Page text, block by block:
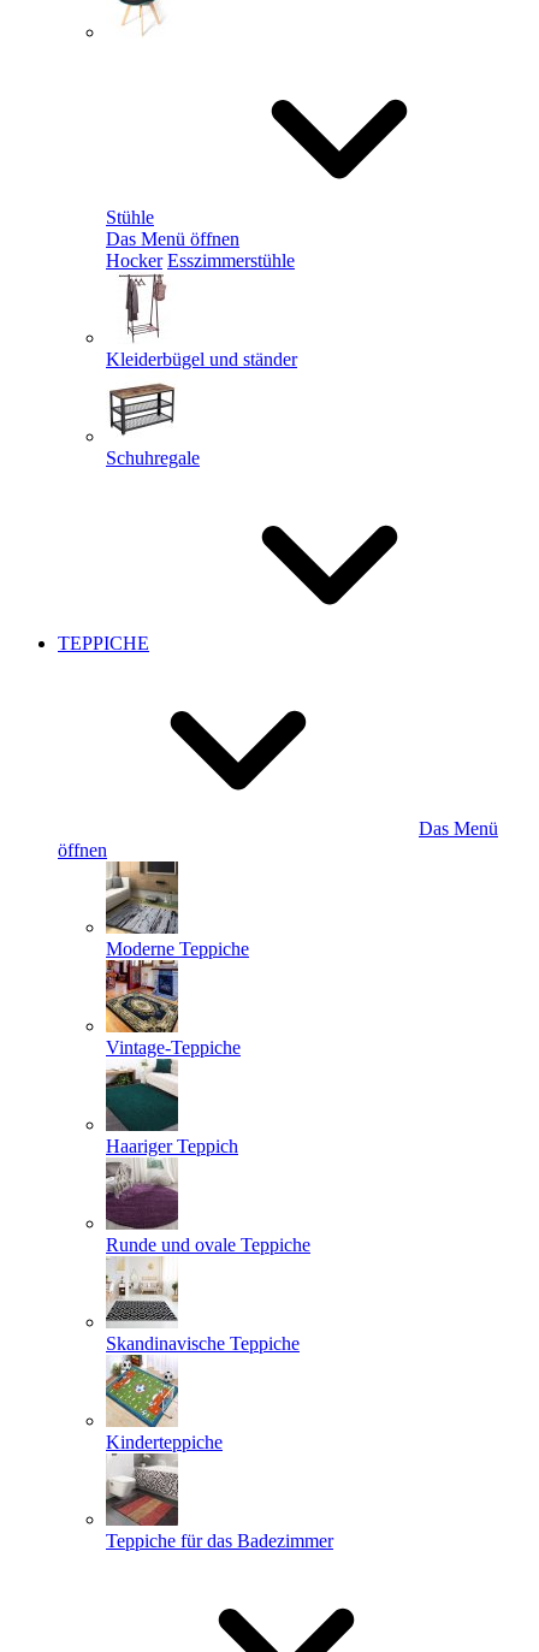
Stühle
Das Menü öffnen
Hocker Esszimmerstühle
Kleiderbügel und ständer
Schuhregale
TEPPICHE
Das Menü
öffnen
Moderne Teppiche
Vintage-Teppiche
Haariger Teppich
Runde und ovale Teppiche
Skandinavische Teppiche
Kinderteppiche
Teppiche für das Badezimmer